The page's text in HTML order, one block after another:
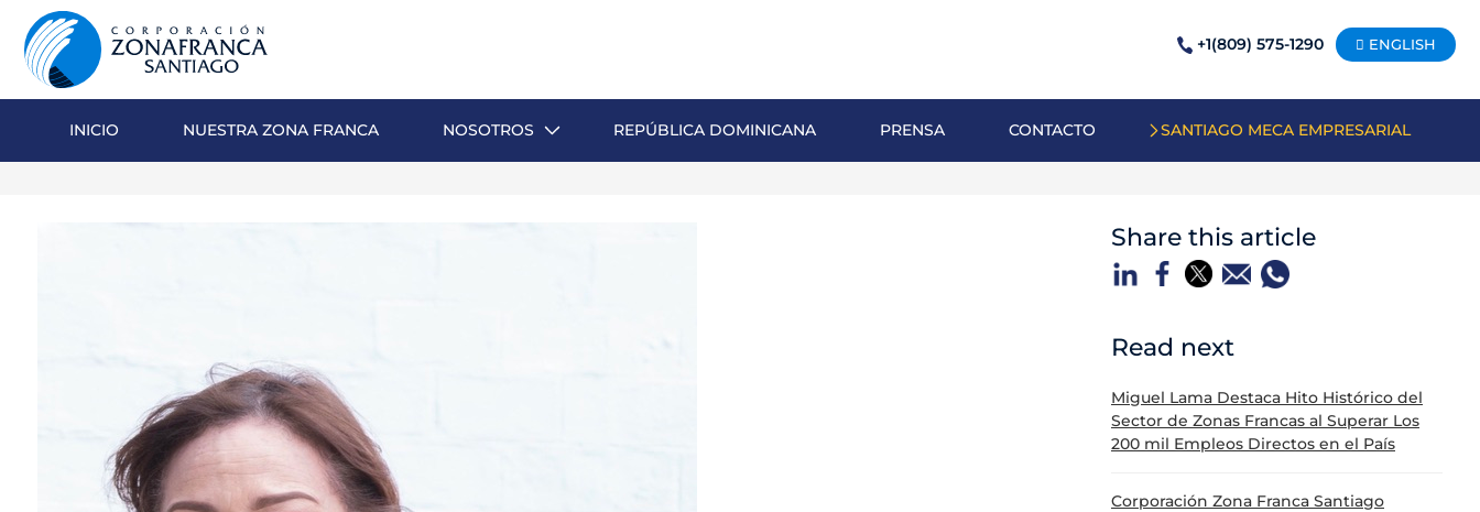
+1(809) 575-1290 ENGLISH
INICIO NUESTRA ZONA FRANCA NOSOTROS REPÚBLICA DOMINICANA PRENSA CONTACTO SANTIAGO MECA EMPRESARIAL
SANTIAGO MECA EMPRESARIAL Y
EPICENTRO DE INVERSIÓN
Share this article
Read next
Miguel Lama Destaca Hito Histórico del
Sector de Zonas Francas al Superar Los
200 mil Empleos Directos en el País
Corporación Zona Franca Santiago